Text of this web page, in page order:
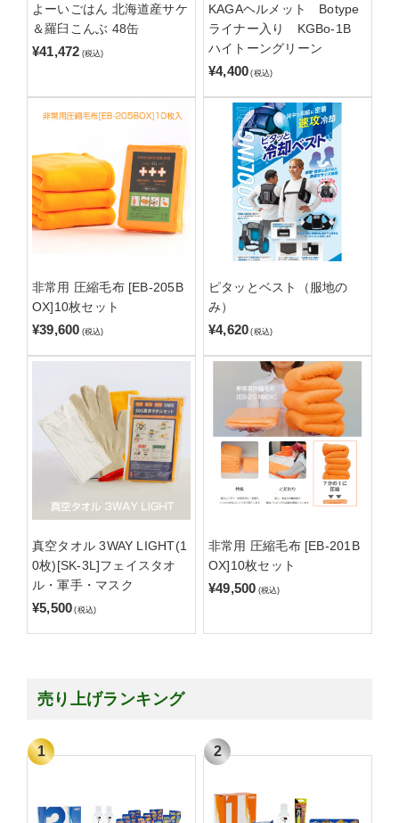
よーいごはん 北海道産サケ
＆羅臼こんぶ 48缶
¥41,472 (税込)
KAGAヘルメット Botype
ライナー入り KGBo-1B
ハイトーングリーン
¥4,400 (税込)
非常用 圧縮毛布 [EB-205B
OX]10枚セット
¥39,600 (税込)
ピタッとベスト（服地の
み）
¥4,620 (税込)
真空タオル 3WAY LIGHT(1
0枚)[SK-3L]フェイスタオ
ル・軍手・マスク
¥5,500 (税込)
非常用 圧縮毛布 [EB-201B
OX]10枚セット
¥49,500 (税込)
売り上げランキング